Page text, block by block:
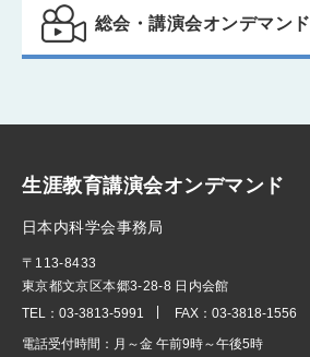
総会・講演会オンデマンド
生涯教育講演会オンデマンド
日本内科学会事務局
〒113-8433
東京都文京区本郷3-28-8 日内会館
TEL： 03-3813-5991 FAX： 03-3818-1556
電話受付時間： 月～金 午前9時～午後5時